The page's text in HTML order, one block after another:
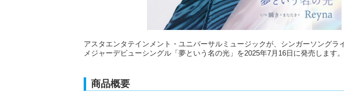
アスタエンタテインメント・ユニバーサルミュージックが、シンガーソングラ
メジャーデビューシングル「夢という名の光」を2025年7月16日に発売します。
商品概要